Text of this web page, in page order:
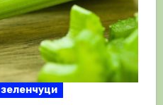
зеленчуци